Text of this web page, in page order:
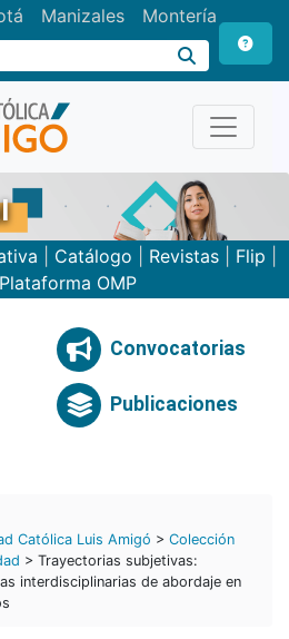
Manizales Montería
Catálogo Revistas Flip
Plataforma OMP
Convocatorias
Publicaciones
Católica Luis Amigó > Colección
> Trayectorias subjetivas:
interdisciplinarias de abordaje en